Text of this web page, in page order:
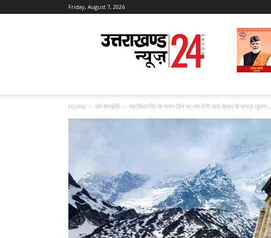
Friday, August 7, 2026
Uttarakhand
News
24
Home धर्म-संस्कृति महाशिवरात्रि के पावन दिन पर तय होगी बाबा केदार के कपाट खुलने...